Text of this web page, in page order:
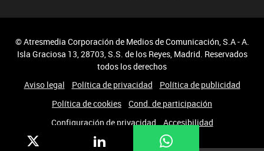
© Atresmedia Corporación de Medios de Comunicación, S.A - A.
Isla Graciosa 13, 28703, S.S. de los Reyes, Madrid. Reservados
todos los derechos
Aviso legal
Política de privacidad
Política de publicidad
Política de cookies
Cond. de participación
Configuración de privacidad
Accesibilidad